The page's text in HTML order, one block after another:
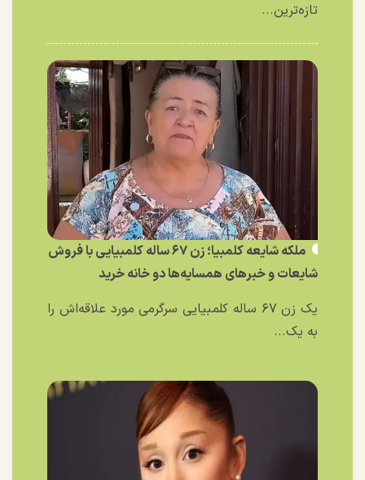
تازه‌ترین...
ملکه شایعه کلمبیا؛ زن ۶۷ ساله کلمبیایی با فروش
شایعات و خبر‌های همسایه‌ها دو خانه خرید
یک زن ۶۷ ساله کلمبیایی سرگرمی مورد علاقه‌اش را
به یک...